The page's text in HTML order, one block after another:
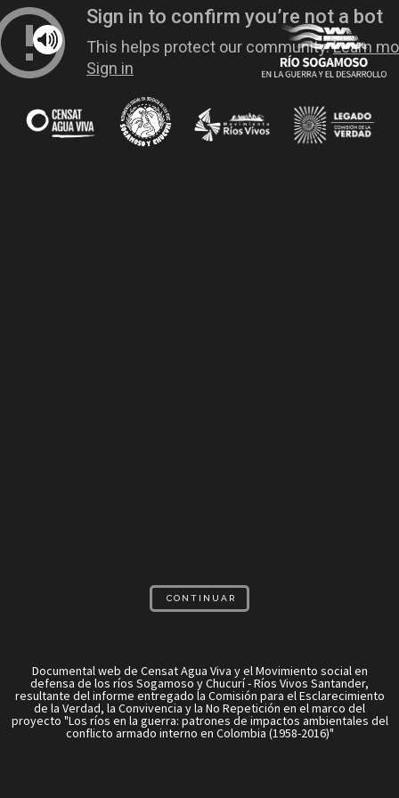
CONTINUAR
Documental web de Censat Agua Viva y el Movimiento social en
defensa de los ríos Sogamoso y Chucurí - Ríos Vivos Santander,
resultante del informe entregado la Comisión para el Esclarecimiento
de la Verdad, la Convivencia y la No Repetición en el marco del
proyecto "Los ríos en la guerra: patrones de impactos ambientales del
conflicto armado interno en Colombia (1958-2016)"